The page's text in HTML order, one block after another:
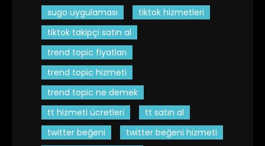
sugo uygulaması
tiktok hizmetleri
tiktok takipçi satın al
trend topic fiyatları
trend topic hizmeti
trend topic ne demek
tt hizmeti ücretleri
tt satın al
twitter beğeni
twitter beğeni hizmeti